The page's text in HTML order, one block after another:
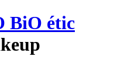
BiO étic